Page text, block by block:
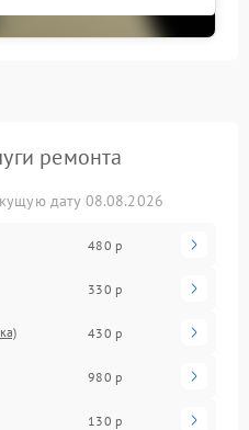
ремонта
дату 08.08.2026
480 р
330 р
430 р
980 р
130 р